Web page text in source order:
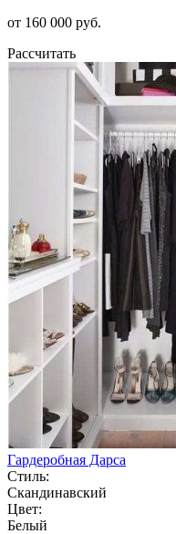
от 160 000 руб.
Рассчитать
Гардеробная Дарса
Стиль:
Скандинавский
Цвет:
Белый